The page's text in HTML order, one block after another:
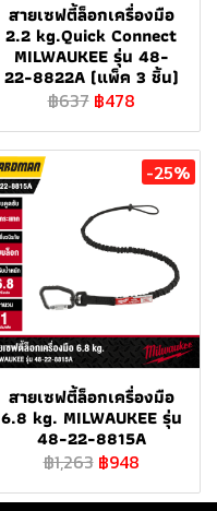
สายเซฟตี้ล็อกเครื่องมือ
2.2 kg.Quick Connect
MILWAUKEE รุ่น 48-
22-8822A (แพ็ค 3 ชิ้น)
฿637 ฿478
-25%
สายเซฟตี้ล็อกเครื่องมือ
6.8 kg. MILWAUKEE รุ่น
48-22-8815A
฿1,263 ฿948